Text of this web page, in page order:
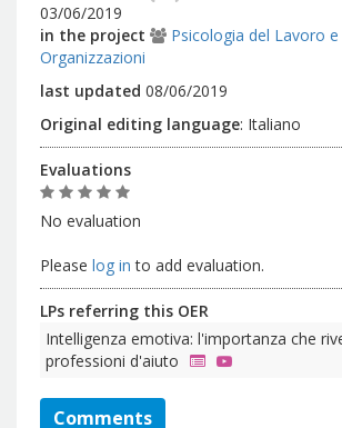
03/06/2019
in the project
Psicologia del Lavoro e
Organizzazioni
last updated 08/06/2019
Original editing language: Italiano
Evaluations
No evaluation
Please log in to add evaluation.
LPs referring this OER
Intelligenza emotiva: l'importanza che
professioni d'aiuto
Comments